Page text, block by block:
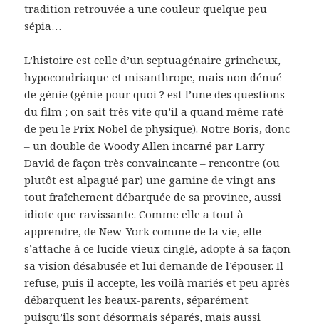
tradition retrouvée a une couleur quelque peu
sépia…
L’histoire est celle d’un septuagénaire grincheux,
hypocondriaque et misanthrope, mais non dénué
de génie (génie pour quoi ? est l’une des questions
du film ; on sait très vite qu’il a quand même raté
de peu le Prix Nobel de physique). Notre Boris, donc
– un double de Woody Allen incarné par Larry
David de façon très convaincante – rencontre (ou
plutôt est alpagué par) une gamine de vingt ans
tout fraîchement débarquée de sa province, aussi
idiote que ravissante. Comme elle a tout à
apprendre, de New-York comme de la vie, elle
s’attache à ce lucide vieux cinglé, adopte à sa façon
sa vision désabusée et lui demande de l’épouser. Il
refuse, puis il accepte, les voilà mariés et peu après
débarquent les beaux-parents, séparément
puisqu’ils sont désormais séparés, mais aussi